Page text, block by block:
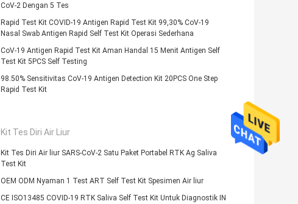
CoV-2 Dengan 5 Tes
Rapid Test Kit COVID-19 Antigen Rapid Test Kit 99,30% CoV-19
Nasal Swab Antigen Rapid Self Test Kit Operasi Sederhana
CoV-19 Antigen Rapid Test Kit Aman Handal 15 Menit Antigen Self
Test Kit 5PCS Self Testing
98.50% Sensitivitas CoV-19 Antigen Detection Kit 20PCS One Step
Rapid Test Kit
Kit Tes Diri Air Liur
Kit Tes Diri Air liur SARS-CoV-2 Satu Paket Portabel RTK Ag Saliva
Test Kit
OEM ODM Nyaman 1 Test ART Self Test Kit Spesimen Air liur
CE ISO13485 COVID-19 RTK Saliva Self Test Kit Untuk Diagnostik IN